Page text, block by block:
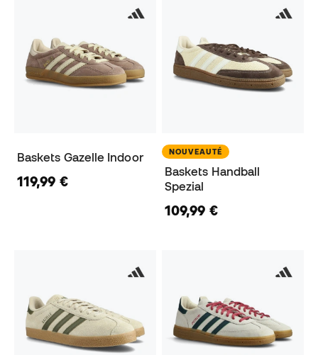
Baskets Gazelle Indoor
119,99 €
NOUVEAUTÉ
Baskets Handball
Spezial
109,99 €